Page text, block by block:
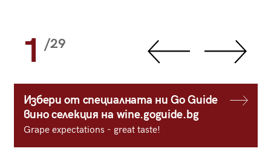
1 /29
Избери от специалната ни Go Guide
вино селекция на wine.goguide.bg
Grape expectations - great taste!